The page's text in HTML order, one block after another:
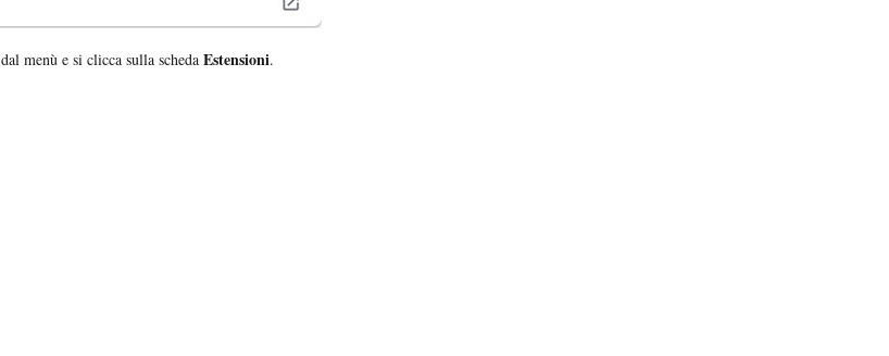
dal menù e si clicca sulla scheda Estensioni.